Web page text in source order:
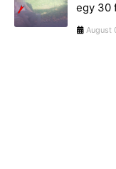
egy 30
August